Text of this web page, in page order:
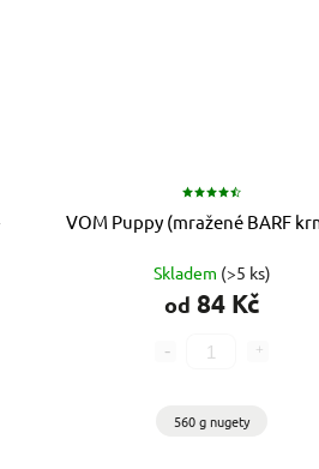
VOM Puppy (mražené BARF
Skladem (>5 ks)
od 84 Kč
560 g nugety